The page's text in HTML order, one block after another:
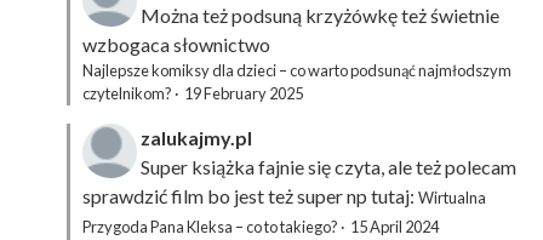
Można też podsuną krzyżówkęteż świetnie
wzbogaca słownictwo
Najlepsze komiksy dla dzieci – co warto podsunąć najmłodszym
czytelnikom? · 19 February 2025
zalukajmy.pl
Super książka fajnie się czyta, ale też polecam
sprawdzić film bo jest też super np tutaj: Wirtualna
Przygoda Pana Kleksa – co to takiego? · 15 April 2024